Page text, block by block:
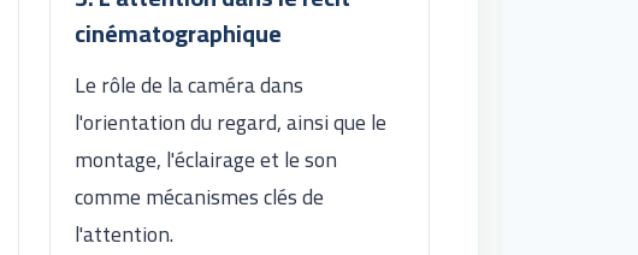
cinématographique
Le rôle de la caméra dans
l'orientation du regard, ainsi que le
montage, l'éclairage et le son
comme mécanismes clés de
l'attention.